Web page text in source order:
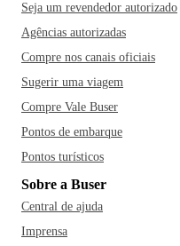
Seja um revendedor autorizado
Agências autorizadas
Compre nos canais oficiais
Sugerir uma viagem
Compre Vale Buser
Pontos de embarque
Pontos turísticos
Sobre a Buser
Central de ajuda
Imprensa